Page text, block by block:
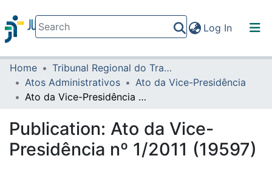
Log In(current)
Communities & Collections
All of DSpace
Home
Tribunal Regional do Trabalho da 16ª Região
Atos Administrativos
Ato da Vice-Presidência
Ato da Vice-Presidência nº 1/2011 (19597)
Publication: Ato da Vice-
Presidência nº 1/2011 (19597)